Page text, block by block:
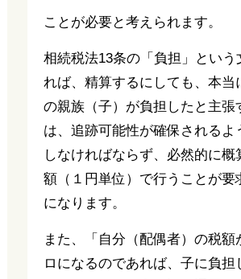
ことが必要と考えられます。
相続税法13条の「負担」という
れば、精算するにしても、本当
の親族（子）が負担したと主張
は、追跡可能性が確保されるよ
しなければならず、必然的に概
額（１円単位）で行うことが要
になります。
また、「自分（配偶者）の税額
ロになるのであれば、子に負担